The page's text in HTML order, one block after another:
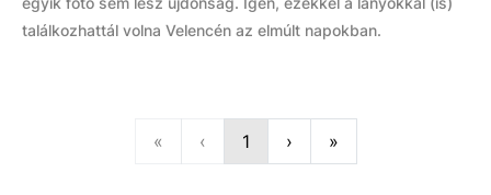
találkozhattál volna Velencén az elmúlt napokban.
« ‹Previous
1 ›Next»Last